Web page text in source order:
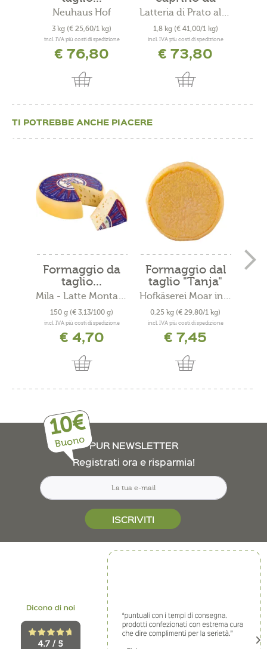
Neuhaus Hof
3 kg (€ 25,60/1 kg)
incl. IVA più costi di spedizione
€ 76,80
taglio...
Latteria di Prato allo Stelvio
1,8 kg (€ 41,00/1 kg)
incl. IVA più costi di spedizione
€ 73,80
TI POTREBBE ANCHE PIACERE
Formaggio da
taglio...
Mila - Latte Montagna Alto...
150 g (€ 3,13/100 g)
incl. IVA più costi di spedizione
€ 4,70
Formaggio dal
taglio "Tanja"
Hofkäserei Moar in Margen
0,25 kg (€ 29,80/1 kg)
incl. IVA più costi di spedizione
€ 7,45
10€
Buono PUR NEWSLETTER
Registrati ora e risparmia!
ISCRIVITI